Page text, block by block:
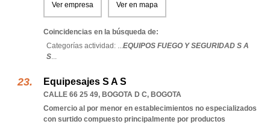
Ver empresa Ver en mapa
Coincidencias en la búsqueda de:
Categorías actividad: ...EQUIPOS FUEGO Y SEGURIDAD S A
S...
Equipesajes S A S
CALLE 66 25 49, BOGOTA D C, BOGOTA
Comercio al por menor en establecimientos no especializados
con surtido compuesto principalmente por productos